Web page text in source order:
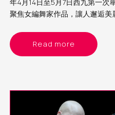
年4月14日至5月7日西九第一次
聚焦女編舞家作品，讓人邂逅
Read more